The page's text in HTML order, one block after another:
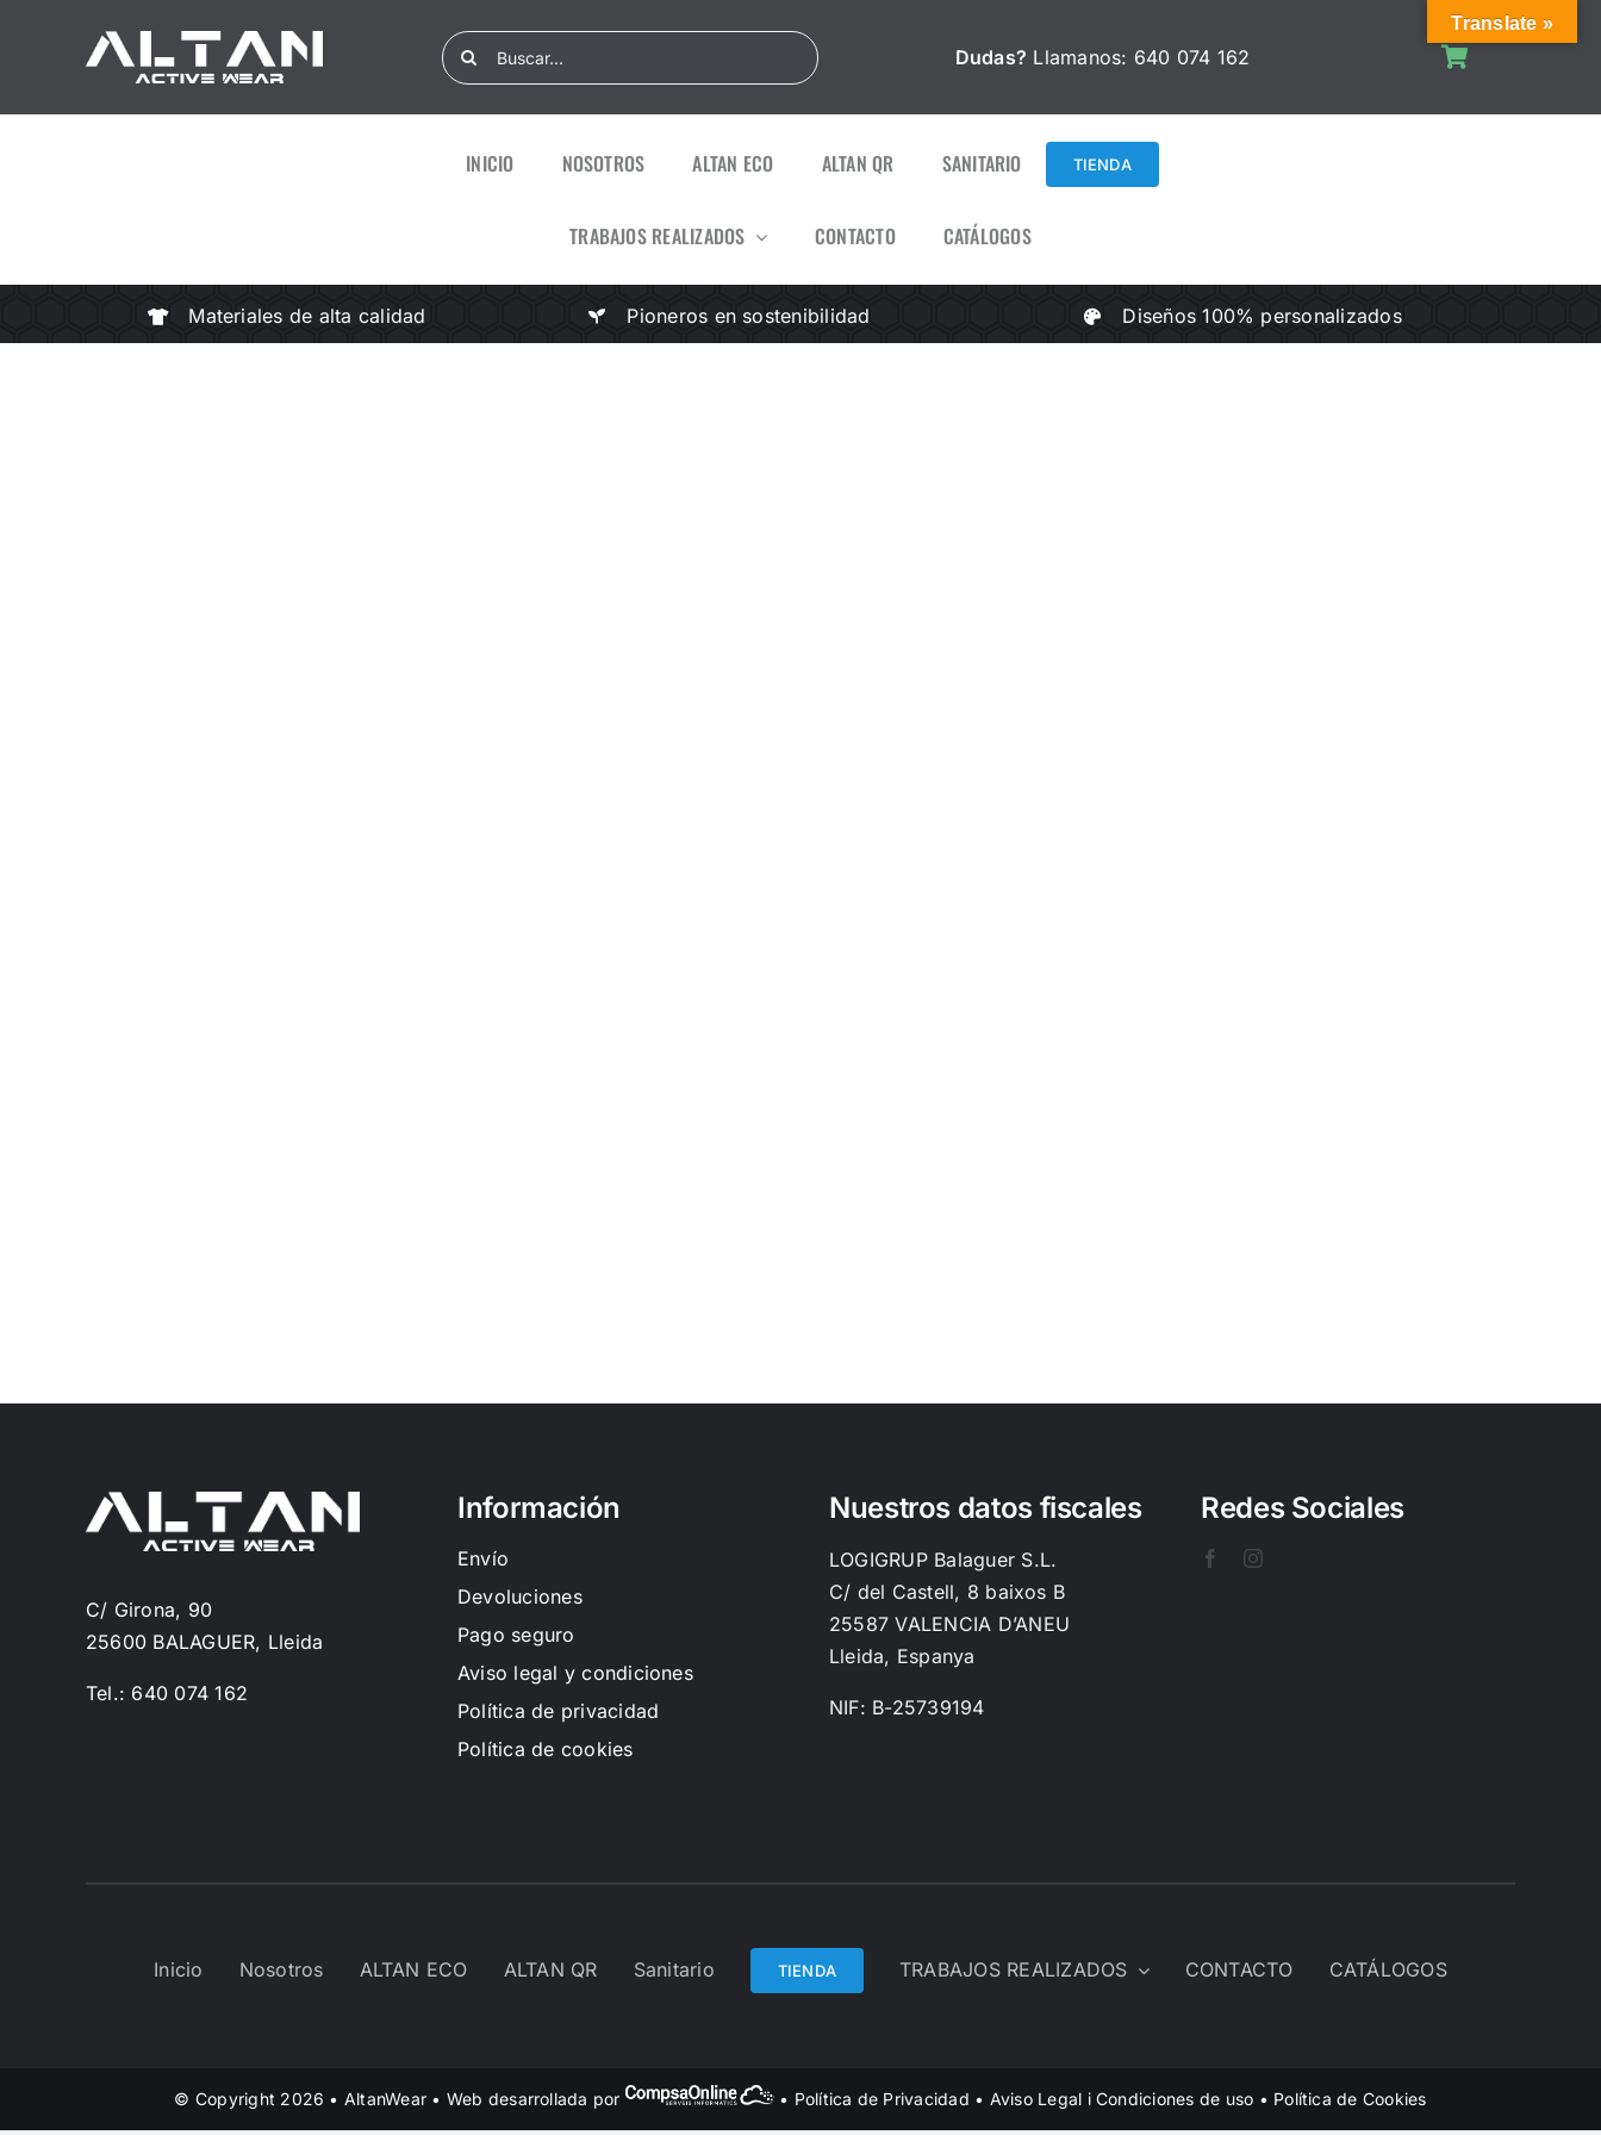
Search
for:
Dudas? Llamanos: 640 074 162
INICIO NOSOTROS ALTAN ECO ALTAN QR SANITARIO TIENDA
TRABAJOS REALIZADOS CONTACTO CATÁLOGOS
Materiales de alta calidad Pioneros en sostenibilidad Diseños 100% personalizados
C/ Girona, 90
25600 BALAGUER, Lleida
Tel.: 640 074 162
Información
Envío
Devoluciones
Pago seguro
Aviso legal y condiciones
Política de privacidad
Política de cookies
Nuestros datos fiscales
LOGIGRUP Balaguer S.L.
C/ del Castell, 8 baixos B
25587 VALENCIA D’ANEU
Lleida, Espanya
NIF: B-25739194
Redes Sociales
Inicio Nosotros ALTAN ECO ALTAN QR Sanitario TIENDA TRABAJOS REALIZADOS CONTACTO CATÁLOGOS
© Copyright 2026 • AltanWear • Web desarrollada por • Política de Privacidad • Aviso Legal i Condiciones de uso • Política de Cookies
Translate »